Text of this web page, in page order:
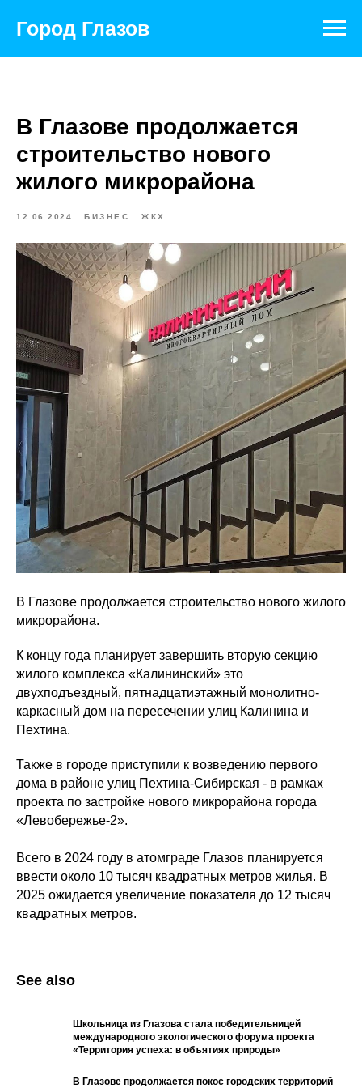
Город Глазов
В Глазове продолжается
строительство нового
жилого микрорайона
12.06.2024 БИЗНЕС ЖКХ
В Глазове продолжается строительство нового жилого
микрорайона.
К концу года планирует завершить вторую секцию
жилого комплекса «Калининский» это
двухподъездный, пятнадцатиэтажный монолитно-
каркасный дом на пересечении улиц Калинина и
Пехтина.
Также в городе приступили к возведению первого
дома в районе улиц Пехтина-Сибирская - в рамках
проекта по застройке нового микрорайона города
«Левобережье-2».
Всего в 2024 году в атомграде Глазов планируется
ввести около 10 тысяч квадратных метров жилья. В
2025 ожидается увеличение показателя до 12 тысяч
квадратных метров.
See also
Школьница из Глазова стала победительницей
международного экологического форума проекта
«Территория успеха: в объятиях природы»
В Глазове продолжается покос городских территорий